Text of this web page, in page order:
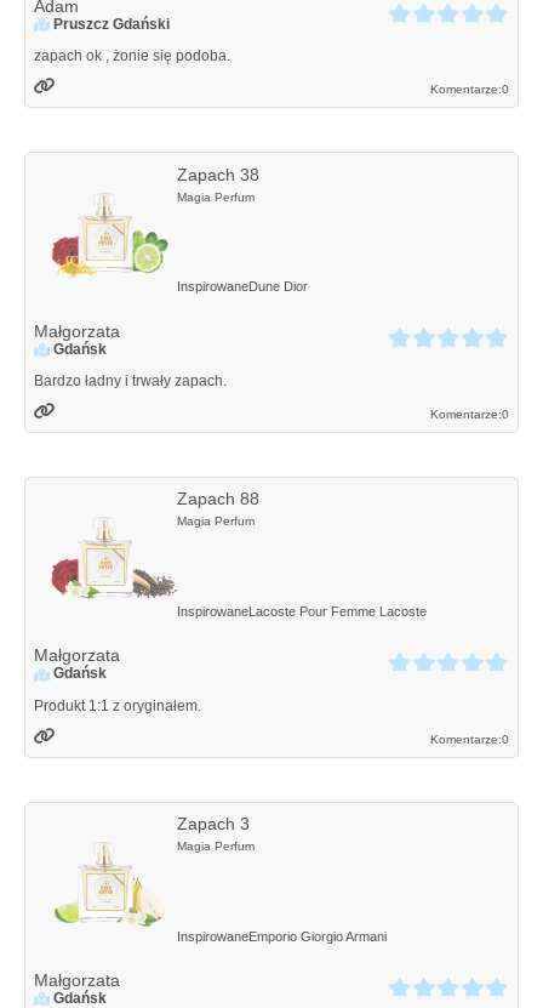
Adam
Pruszcz Gdański
zapach ok , żonie się podoba.
Komentarze:0
Zapach 38
Magia Perfum
InspirowaneDune Dior
Małgorzata
Gdańsk
Bardzo ładny i trwały zapach.
Komentarze:0
Zapach 88
Magia Perfum
InspirowaneLacoste Pour Femme Lacoste
Małgorzata
Gdańsk
Produkt 1:1 z oryginałem.
Komentarze:0
Zapach 3
Magia Perfum
InspirowaneEmporio Giorgio Armani
Małgorzata
Gdańsk